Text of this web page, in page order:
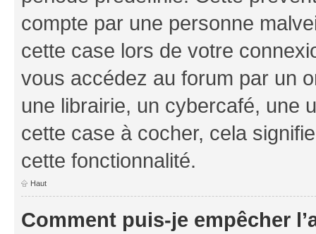
compte par une personne
cette case lors de votre
vous accédez au forum par un
une librairie, un cybercafé, une
cette case à cocher, cela
cette fonctionnalité.
Haut
Comment puis-je empêcher